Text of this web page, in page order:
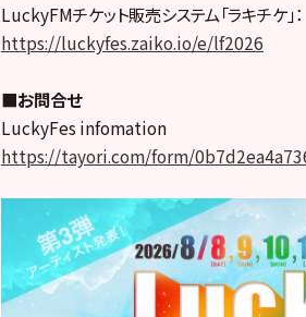
LuckyFMチケット販売システム「ラキチケ」：
https://luckyfes.zaiko.io/e/lf2026
■お問合せ
LuckyFes infomation
https://tayori.com/form/